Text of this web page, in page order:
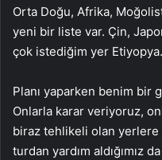
Orta Doğu, Afrika,
yeni bir liste var. Çin,
çok istediğim yer Etiyopya.
Planı yaparken benim bir
Onlarla karar veriyoruz,
biraz tehlikeli olan yerlere
turdan yardım aldığımız